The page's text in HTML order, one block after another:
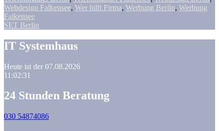
Webdesign Falkensee, Wer hilft Firma, Werbung Berlin, Werbung
Falkensee
SET Berlin
IT Systemhaus
Heute ist der 07.08.2026
11:02:31
24 Stunden Beratung
030 54874086